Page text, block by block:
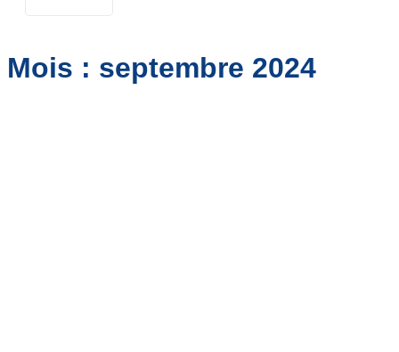
EN
DE
Mois : septembre 2024